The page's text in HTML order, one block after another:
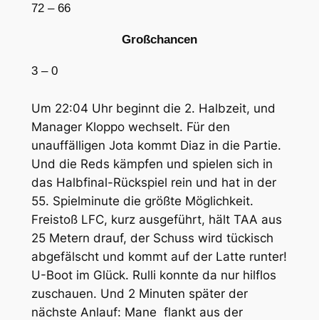
72 – 66
Großchancen
3 – 0
Um 22:04 Uhr beginnt die 2. Halbzeit, und
Manager Kloppo wechselt. Für den
unauffälligen Jota kommt Diaz in die Partie.
Und die Reds kämpfen und spielen sich in
das Halbfinal-Rückspiel rein und hat in der
55. Spielminute die größte Möglichkeit.
Freistoß LFC, kurz ausgeführt, hält TAA aus
25 Metern drauf, der Schuss wird tückisch
abgefälscht und kommt auf der Latte runter!
U-Boot im Glück. Rulli konnte da nur hilflos
zuschauen. Und 2 Minuten später der
nächste Anlauf: Mane flankt aus der